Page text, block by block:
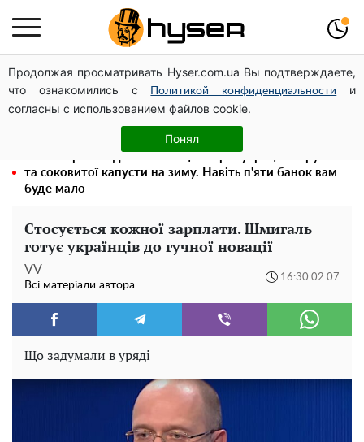
Продолжая просматривать Hyser.com.ua Вы подтверждаете,
что ознакомились с
Политикой конфиденциальности
и
согласны с использованием файлов cookie.
Понял
Олена Тополя злив відео – це далеко не все: фронтмен
"Антитіла" Тарас Тополя став наступним
Повністю гола Анна Трінчер блиснула "принадами":
таких розмірів ви ще не бачили
та соковитої капусти на зиму. Навіть п'яти банок вам
буде мало
Стосується кожної зарплати. Шмигаль
готує українців до гучної новації
VV
Всі матеріали автора
16:30 02.07
Що задумали в уряді